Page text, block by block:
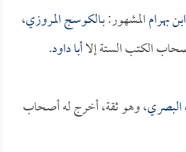
ابن بهرامالمشهور: بـالكوسج المروزي،
الكتب الستة إلاأبا داود.
البصري، وهو ثقة، أخرج له أصحاب